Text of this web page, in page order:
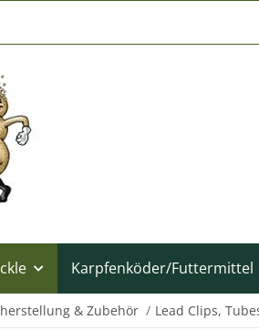
Karpfenköder/Futtermittel
& Zubehör Lead Clips,